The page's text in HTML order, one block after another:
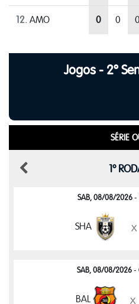
12. AMO 0 0 0
Jogos - 2º
SÉRIE
1º
SAB, 08/08/2026 -
SHA x
SAB, 08/08/2026 -
BAL x